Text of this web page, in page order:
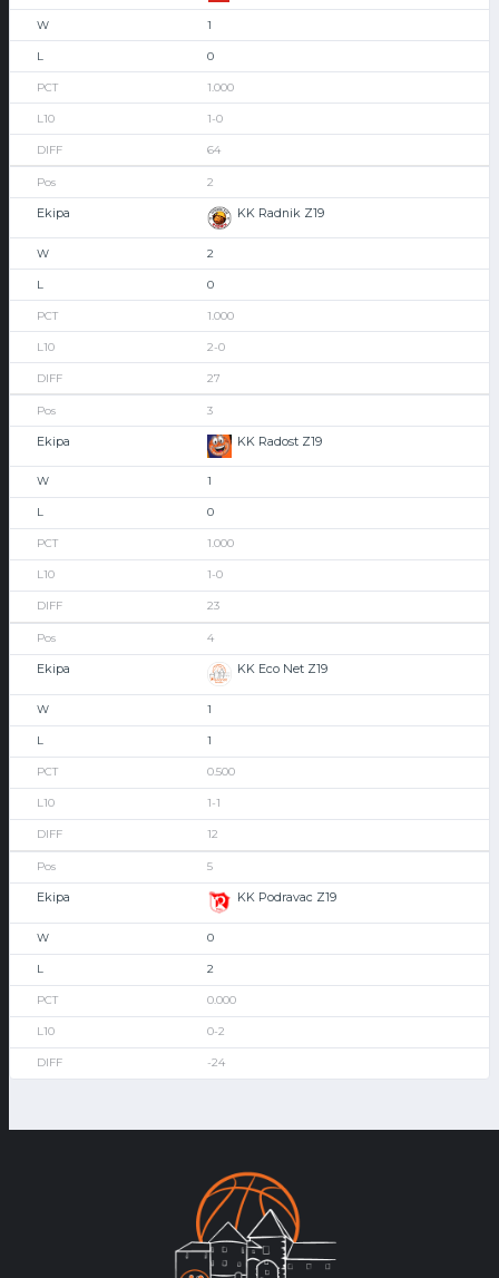
1
0
1.000
1-0
64
2
KK Radnik Z19
2
0
1.000
2-0
27
3
KK Radost Z19
1
0
1.000
1-0
23
4
KK Eco Net Z19
1
1
0.500
1-1
12
5
KK Podravac Z19
0
2
0.000
0-2
-24